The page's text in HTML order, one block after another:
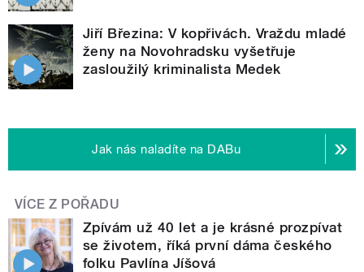
Jiří Březina: V kopřivách. Vraždu mladé
ženy na Novohradsku vyšetřuje
zasloužilý kriminalista Medek
Jak nás naladíte na DABu
VÍCE Z POŘADU
Zpívám už 40 let a je krásné prozpívat
se životem, říká první dáma českého
folku Pavlína Jíšová